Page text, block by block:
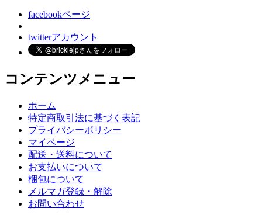
facebookページ
twitterアカウント
コンテンツメニュー
ホーム
特定商取引法に基づく表記
プライバシーポリシー
マイページ
配送・送料について
お支払いについて
梱包について
メルマガ登録・解除
お問い合わせ